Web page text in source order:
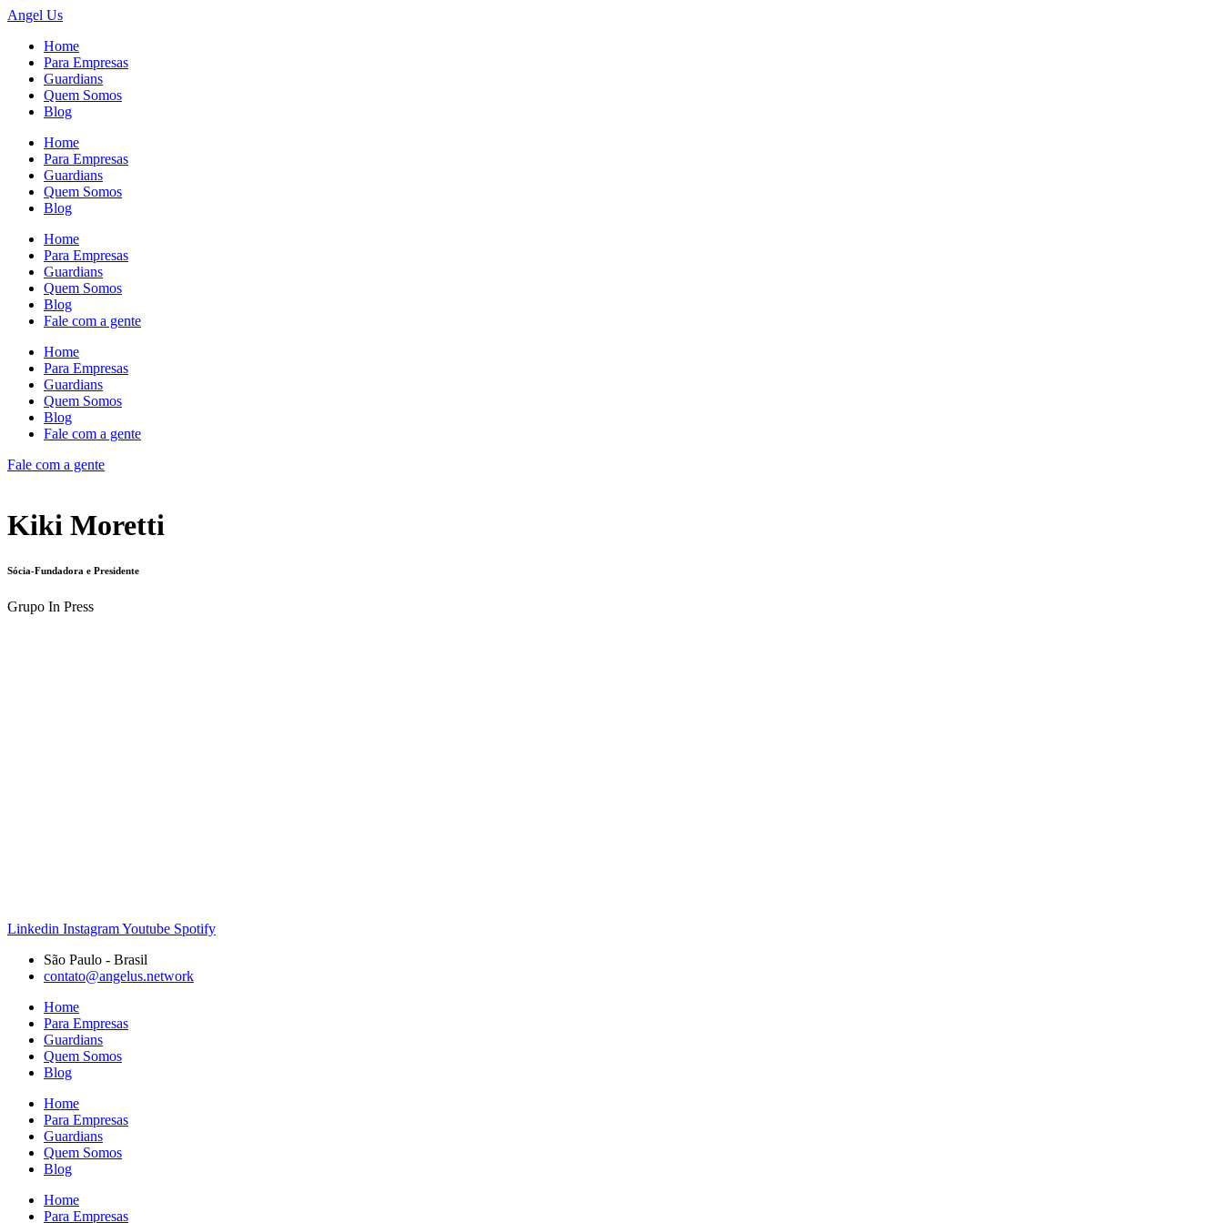
Angel Us
Home
Para Empresas
Guardians
Quem Somos
Blog
Home
Para Empresas
Guardians
Quem Somos
Blog
Home
Para Empresas
Guardians
Quem Somos
Blog
Fale com a gente
Home
Para Empresas
Guardians
Quem Somos
Blog
Fale com a gente
Fale com a gente
Kiki Moretti
Sócia-Fundadora e Presidente
Grupo In Press
Linkedin InstagramYoutube Spotify
São Paulo - Brasil
contato@angelus.network
Home
Para Empresas
Guardians
Quem Somos
Blog
Home
Para Empresas
Guardians
Quem Somos
Blog
Home
Para Empresas